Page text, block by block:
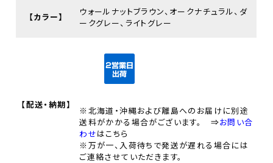
【カラー】
ウォールナットブラウン、オークナチュラル、ダ
ークグレー、ライトグレー
【配送・納期】
※北海道・沖縄および離島へのお届けに別途
送料がかかる場合がございます。 ⇒お問い合
わせはこちら
※万が一、入荷待ちで発送が遅れる場合には
ご連絡させていただきます。